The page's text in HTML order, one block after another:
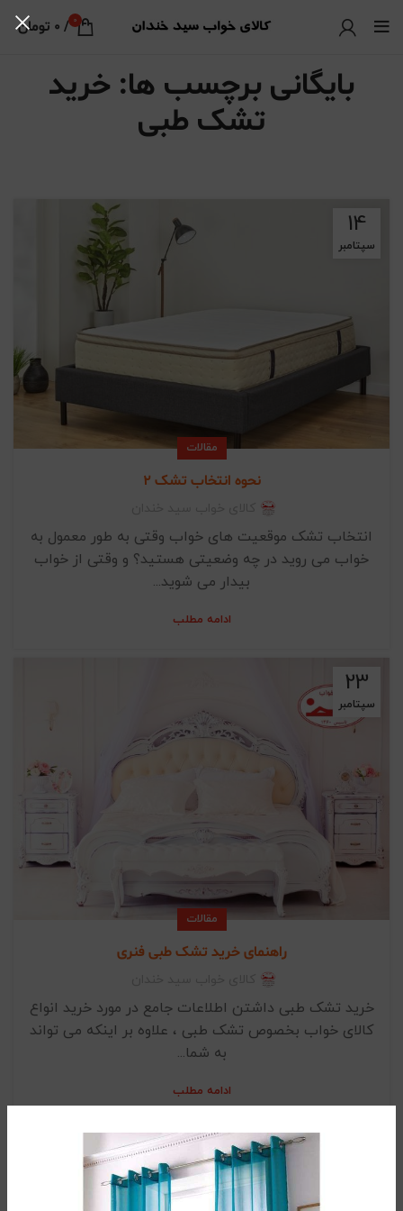
0
/
0 تومان
بایگانی برچسب ها: خرید
تشک طبی
14
سپتامبر
مقالات
نحوه انتخاب تشک 2
انتخاب تشک موقعیت های خواب وقتی به طور معمول به
خواب می روید در چه وضعیتی هستید؟ و وقتی از خواب
بیدار می شوید...
ادامه مطلب
23
سپتامبر
مقالات
راهنمای خرید تشک طبی فنری
خرید تشک طبی داشتن اطلاعات جامع در مورد خرید انواع
کالای خواب بخصوص تشک طبی ، علاوه بر اینکه می تواند
به شما...
ادامه مطلب